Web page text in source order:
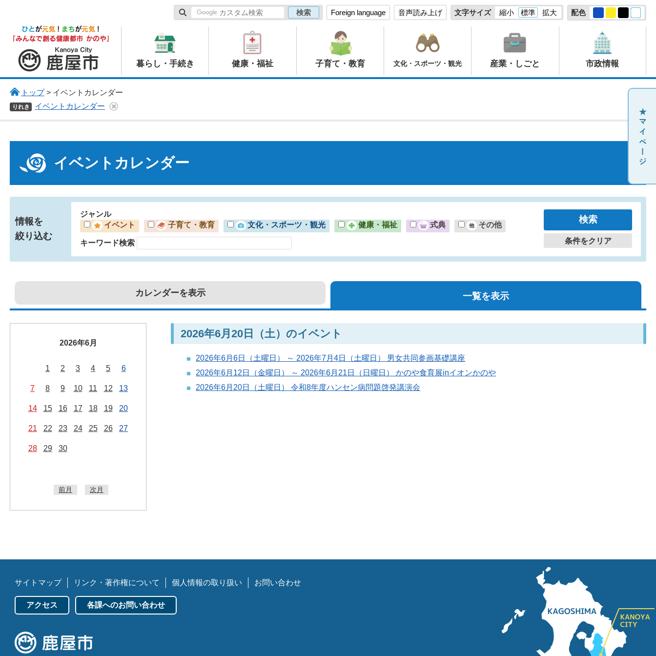
Foreign language 音声読み上げ 文字サイズ 縮小 標準 拡大 配色
鹿屋市
暮らし・手続き 健康・福祉 子育て・教育 文化・スポーツ・観光 産業・しごと 市政情報
トップ> イベントカレンダー
りれき イベントカレンダー
イベントカレンダー
情報を
絞り込む
ジャンル
イベント
子育て・教育 文化・スポーツ・観光 健康・福祉 式典 その他
キーワード検索 条件をクリア
カレンダーを表示 一覧を表示
2026年6月
1 2 3 4 5 6
7 8 9 10 11 12 13
14 15 16 17 18 19 20
21 22 23 24 25 26 27
28 29 30
前月 次月
2026年6月20日（土）のイベント
2026年6月6日（土曜日） ～ 2026年7月4日（土曜日） 男女共同参画基礎講座
2026年6月12日（金曜日） ～ 2026年6月21日（日曜日） かのや食育展inイオンかのや
2026年6月20日（土曜日） 令和8年度ハンセン病問題啓発講演会
サイトマップ リンク・著作権について 個人情報の取り扱い お問い合わせ
アクセス 各課へのお問い合わせ